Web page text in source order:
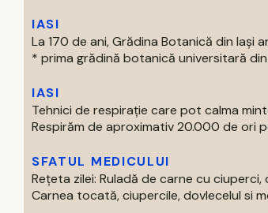
IASI
La 170 de ani, Grădina Botanică din Iași
* prima grădină botanică universitară din
IASI
Tehnici de respirație care pot calma
Respirăm de aproximativ 20.000 de ori
SFATUL MEDICULUI
Rețeta zilei: Ruladă de carne cu ciuperci,
Carnea tocată, ciupercile, dovlecelul si